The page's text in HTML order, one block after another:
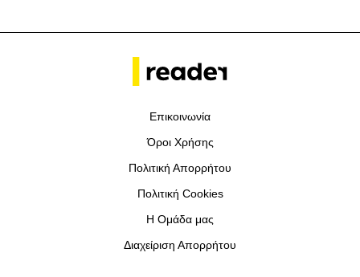
Επικοινωνία
Όροι Χρήσης
Πολιτική Απορρήτου
Πολιτική Cookies
Η Ομάδα μας
Διαχείριση Απορρήτου